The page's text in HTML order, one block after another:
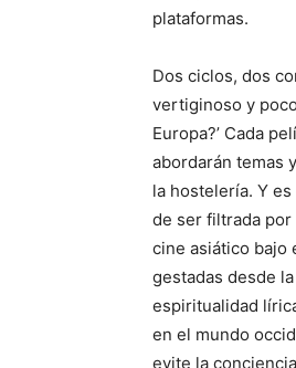
plataformas.
Dos ciclos, dos
vertiginoso y
Europa?’ Cada
abordarán temas
la hostelería. Y
de ser filtrada
cine asiático bajo
gestadas desde
espiritualidad
en el mundo
evite la